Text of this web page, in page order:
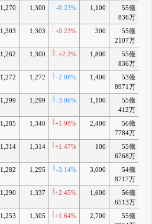
1,270 1,300 -0.23% 1,100
55億
836万
1,303 1,303 +0.23% 300
55億
2107万
1,262 1,300 +2.2% 1,800
55億
836万
1,272 1,272 -2.08% 1,400
53億
8971万
1,299 1,299 -3.06% 1,100
55億
412万
1,285 1,340 +1.98% 2,400
56億
7784万
1,314 1,314 +1.47% 100
55億
6768万
1,282 1,295 -3.14% 3,000
54億
8717万
1,290 1,337 +2.45% 1,600
56億
6513万
1,253 1,305 +1.64% 2,700
55億